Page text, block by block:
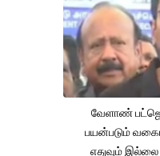
வேளாண்
பயன்படும்
எதுவும்